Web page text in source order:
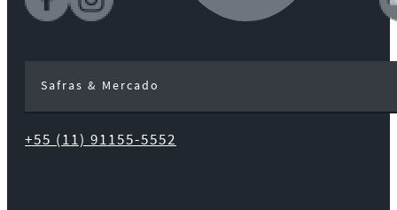
Safras & Mercado
+55 (11) 91155-5552